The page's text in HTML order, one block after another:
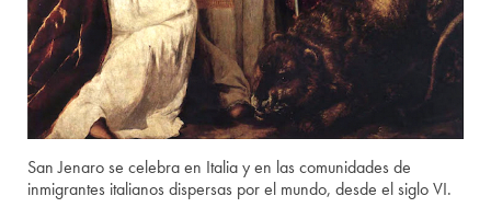
San Jenaro se celebra en Italia y en las comunidades de
inmigrantes italianos dispersas por el mundo, desde el siglo VI.